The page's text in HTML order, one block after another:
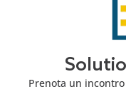
Prenota un